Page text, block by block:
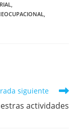
,
,
siguiente
actividades